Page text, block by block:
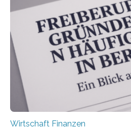
Antworten von 1.440
Versicherungsvertreter*innen
Ergebnis: Deutlich mehr als die
über 50 Jahre alt und wird in den
Nachfolgeregelung benötigen.
bereits Regelungen…
Wirtschaft Finanzen